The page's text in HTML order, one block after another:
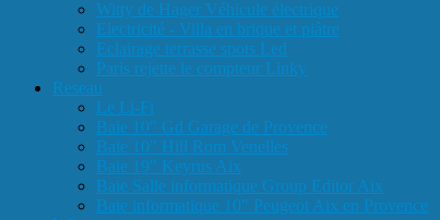
Witty de Hager Véhicule électrique
Electricité - Villa en brique et plâtre
Eclairage terrasse spots Led
Paris rejette le compteur Linky
Reseau
Le Li-Fi
Baie 10" Gd Garage de Provence
Baie 10" Hill Rom Venelles
Baie 19" Keyrus Aix
Baie Salle informatique Group Editor Aix
Baie informatique 10" Peugeot Aix en Provence